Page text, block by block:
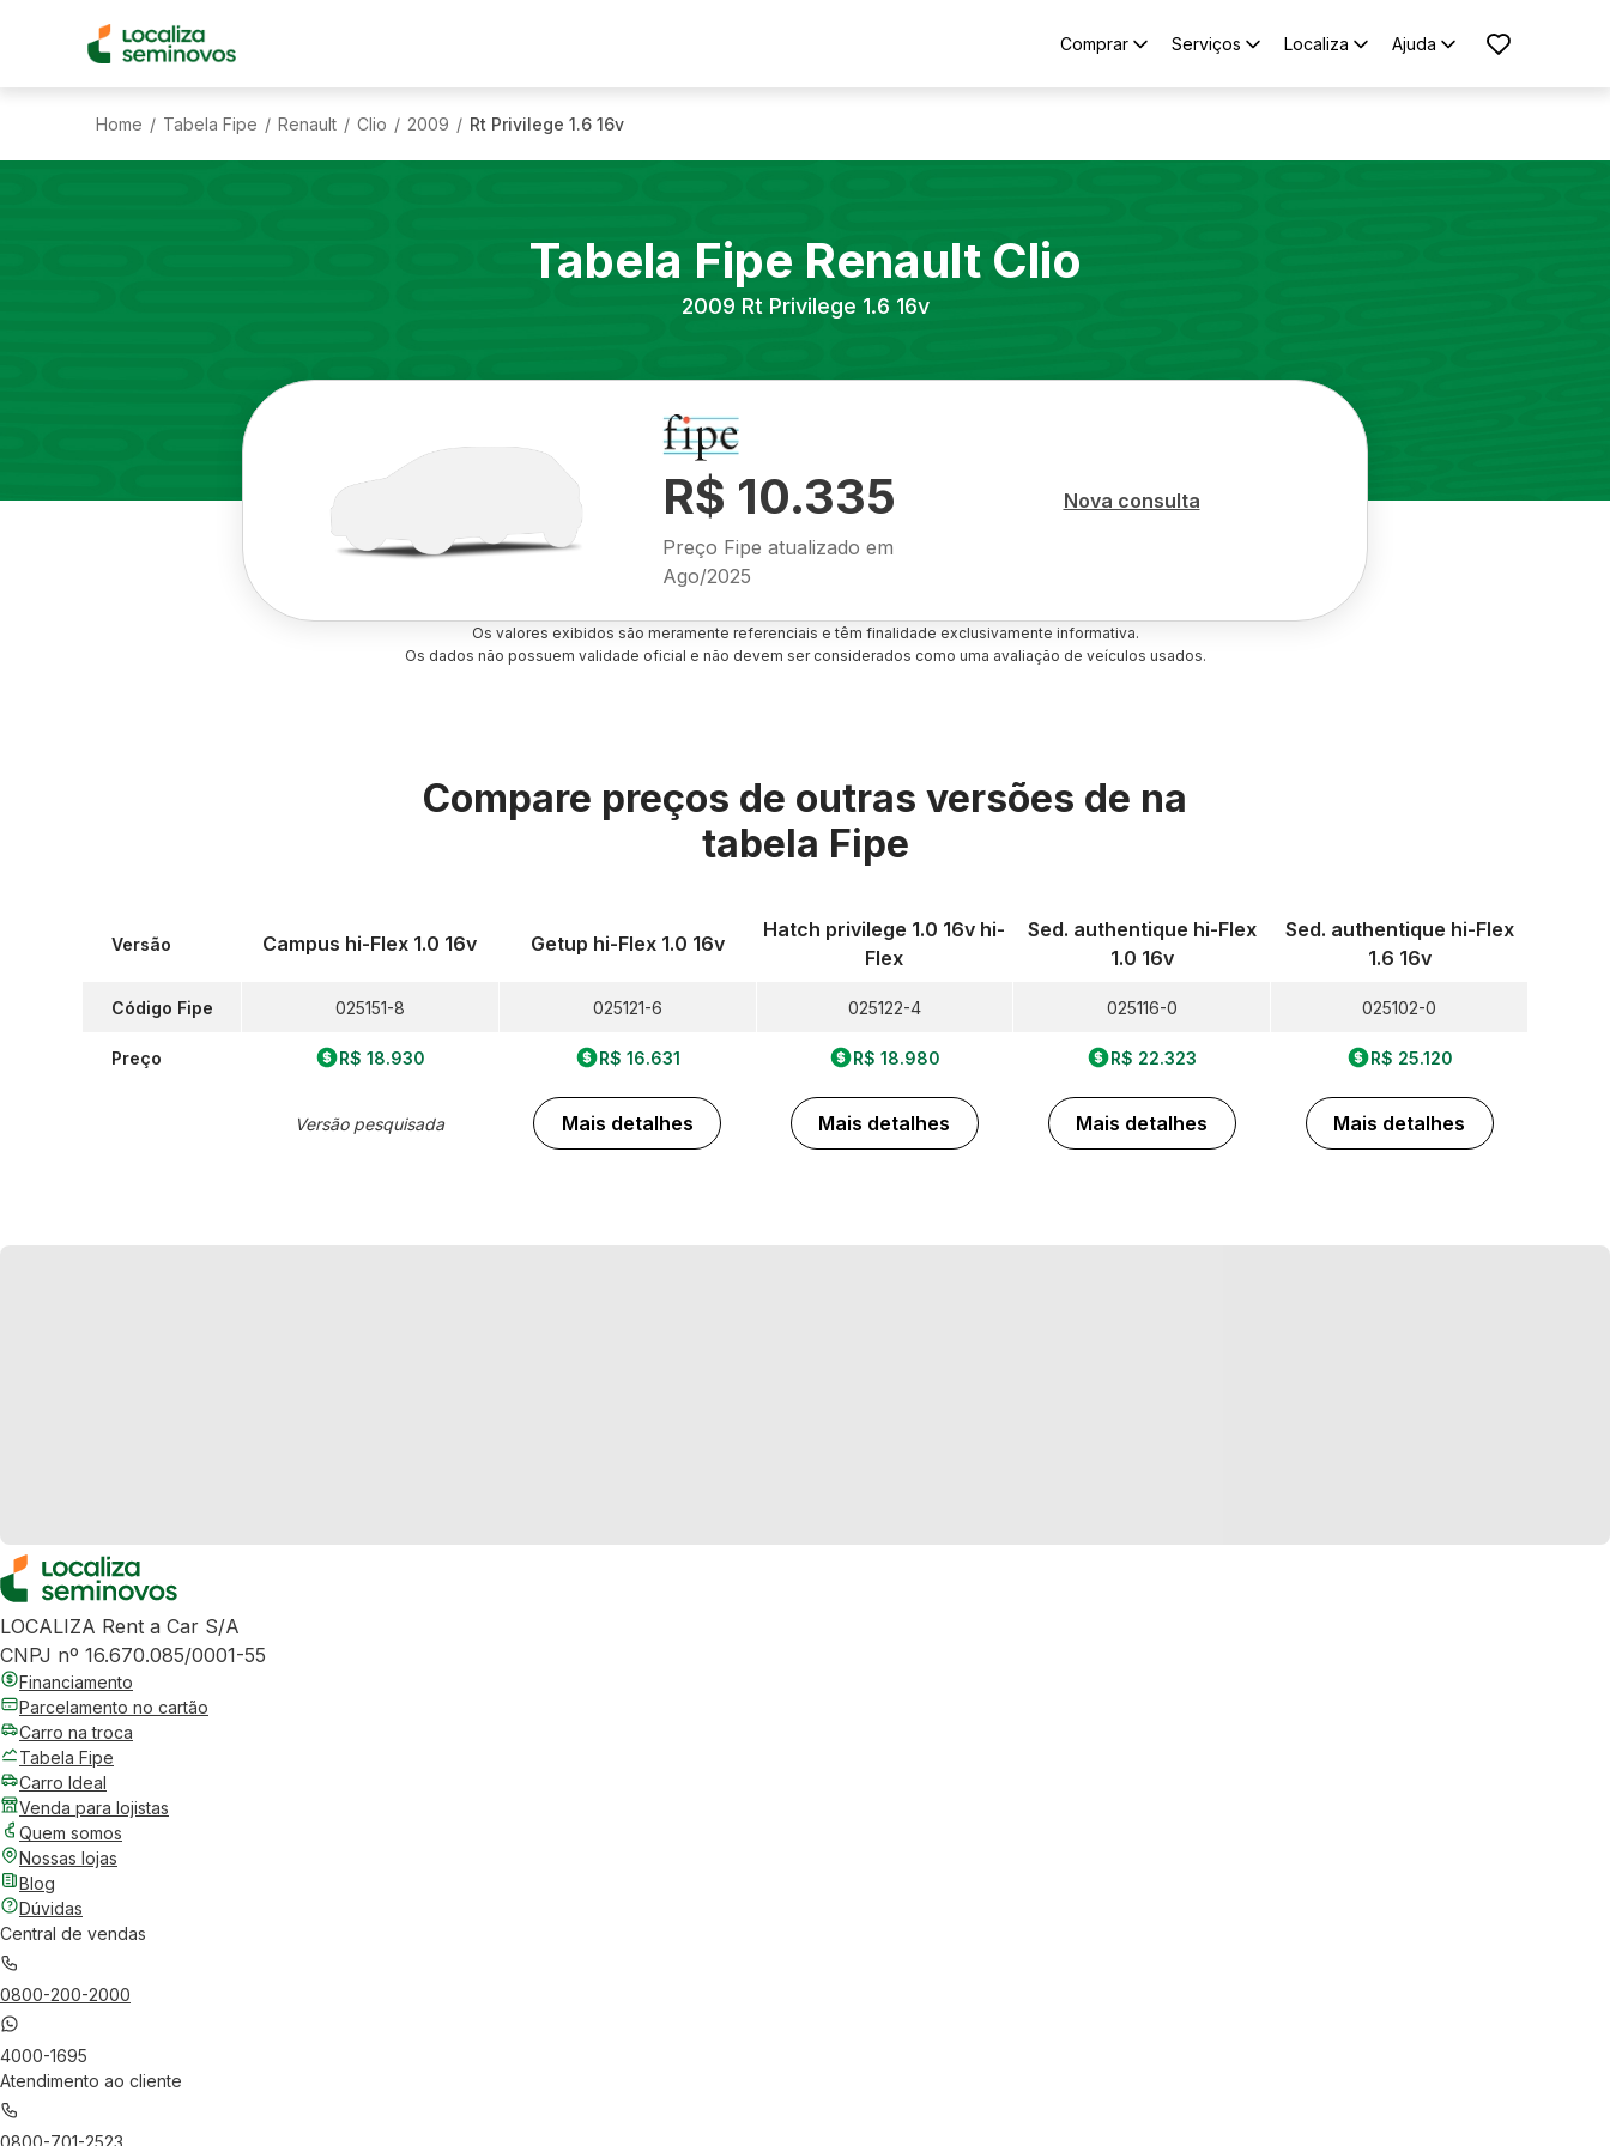
Comprar Serviços Localiza Ajuda
Home / Tabela Fipe / Renault / Clio / 2009 / Rt Privilege 1.6 16v
Tabela Fipe Renault Clio
2009 Rt Privilege 1.6 16v
R$ 10.335
Preço Fipe atualizado em
Ago/2025
Nova consulta
Os valores exibidos são meramente referenciais e têm finalidade exclusivamente informativa.
Os dados não possuem validade oficial e não devem ser considerados como uma avaliação de veículos usados.
Compare preços de outras versões de na
tabela Fipe
Versão
Código Fipe
Preço
Campus hi-Flex 1.0 16v
025151-8
R$ 18.930
Versão pesquisada
Getup hi-Flex 1.0 16v
025121-6
R$ 16.631
Mais detalhes
Hatch privilege 1.0 16v hi-
Flex
025122-4
R$ 18.980
Mais detalhes
Sed. authentique hi-Flex
1.0 16v
025116-0
R$ 22.323
Mais detalhes
Sed. authentique hi-Flex
1.6 16v
025102-0
R$ 25.120
Mais detalhes
LOCALIZA Rent a Car S/A
CNPJ nº 16.670.085/0001-55
Financiamento
Parcelamento no cartão
Carro na troca
Tabela Fipe
Carro Ideal
Venda para lojistas
Quem somos
Nossas lojas
Blog
Dúvidas
Central de vendas
0800-200-2000
4000-1695
Atendimento ao cliente
0800-701-2523